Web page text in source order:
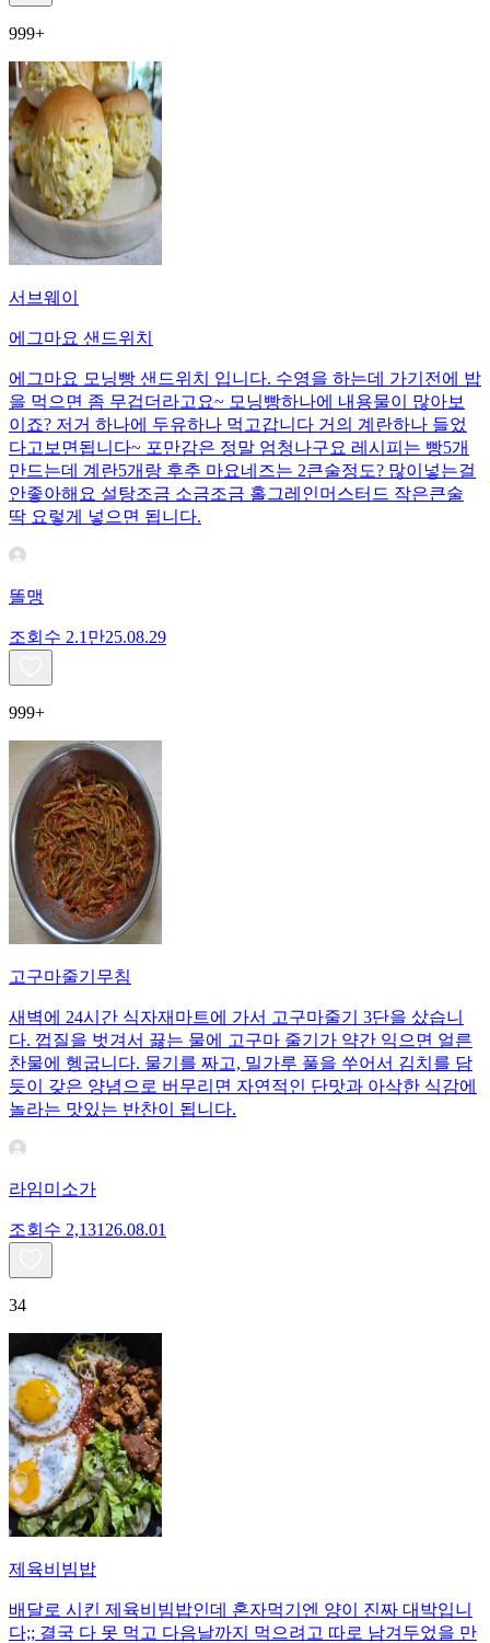
999+
서브웨이
에그마요 샌드위치
에그마요 모닝빵 샌드위치 입니다. 수영을 하는데 가기전에 밥
을 먹으면 좀 무겁더라고요~ 모닝빵하나에 내용물이 많아보
이죠? 저거 하나에 두유하나 먹고갑니다 거의 계란하나 들었
다고보면됩니다~ 포만감은 정말 엄청나구요 레시피는 빵5개
만드는데 계란5개랑 후추 마요네즈는 2큰술정도? 많이넣는걸
안좋아해요 설탕조금 소금조금 홀그레인머스터드 작은큰술
딱 요렇게 넣으면 됩니다.
똘맹
조회수 2.1만25.08.29
999+
고구마줄기무침
새벽에 24시간 식자재마트에 가서 고구마줄기 3단을 샀습니
다. 껍질을 벗겨서 끓는 물에 고구마 줄기가 약간 익으면 얼른
찬물에 헹굽니다. 물기를 짜고, 밀가루 풀을 쑤어서 김치를 담
듯이 갖은 양념으로 버무리면 자연적인 단맛과 아삭한 식감에
놀라는 맛있는 반찬이 됩니다.
라임미소가
조회수 2,131 26.08.01
34
제육비빔밥
배달로 시킨 제육비빔밥인데 혼자먹기엔 양이 진짜 대박입니
다;; 결국 다 못 먹고 다음날까지 먹으려고 따로 남겨두었을 만